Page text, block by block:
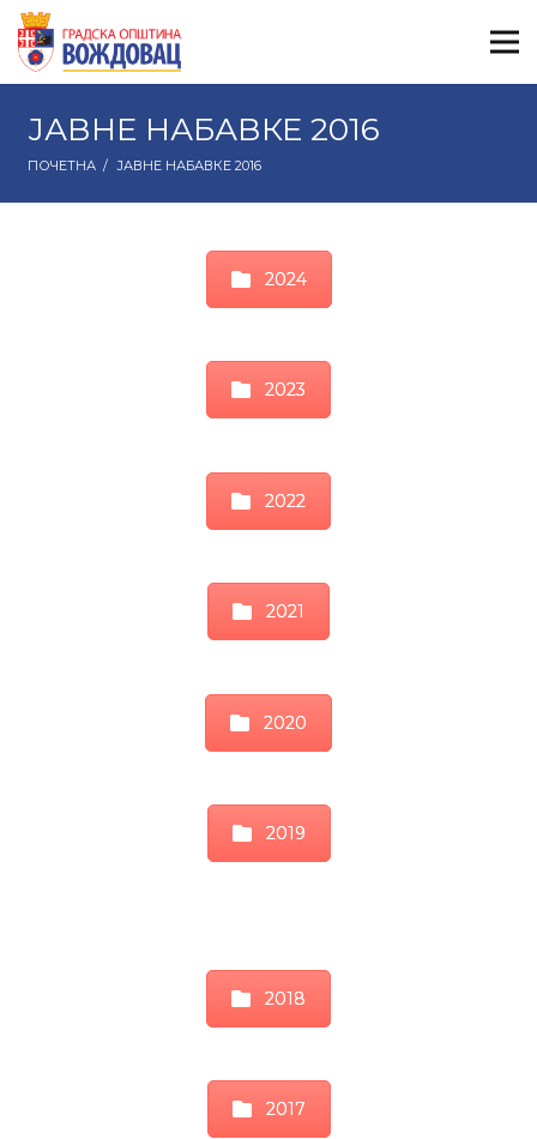
ЈАВНЕ НАБАВКЕ 2016
ПОЧЕТНА / ЈАВНЕ НАБАВКЕ 2016
2024
2023
2022
2021
2020
2019
2018
2017